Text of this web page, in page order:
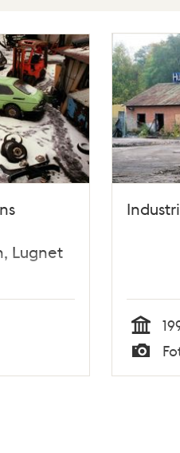
Lugnet
Tid
Typ